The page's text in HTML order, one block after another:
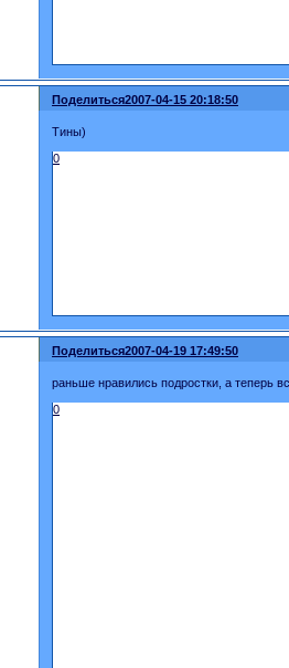
Поделиться2007-04-15 20:18:50
Тины)
0
Поделиться2007-04-19 17:49:50
раньше нравились подростки, а теперь
0